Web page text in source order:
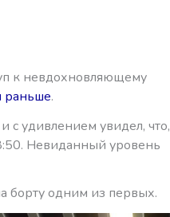
к невдохновляющему
раньше.
с удивлением увидел, что,
Невиданный уровень
борту одним из первых.